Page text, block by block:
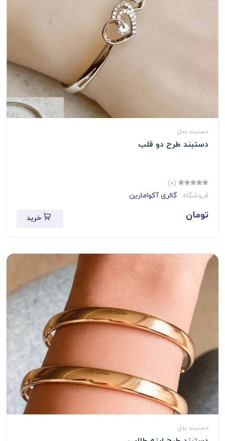
دستبند بدل
دستبند طرح دو قلب
(0)
فروشگاه : گالری آکوامارین
تومان خرید
دستبند بدل